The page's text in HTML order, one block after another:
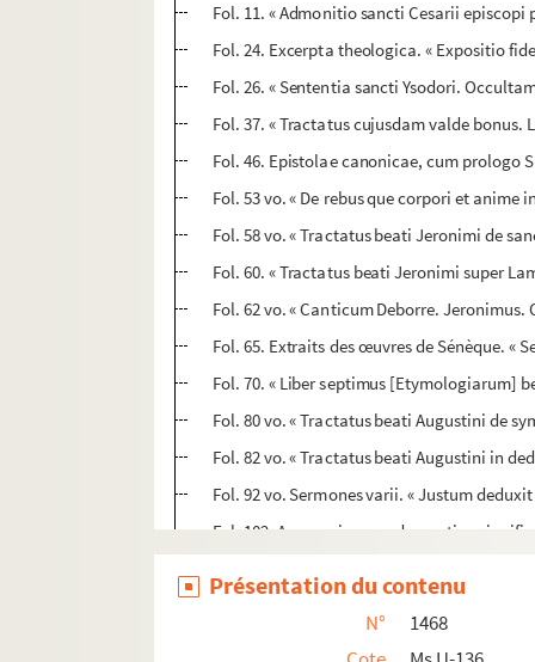
Fol. 11. « Admonitio sancti Cesarii
Fol. 24. Excerpta theologica. « Expositio
Fol. 26. « Sententia sancti Ysodori.
Fol. 37. « Tractatus cujusdam valde
Fol. 46. Epistolae canonicae, cum prologo
Fol. 53 vo. « De rebus que corpori et
Fol. 58 vo. « Tractatus beati Jeronimi de
Fol. 60. « Tractatus beati Jeronimi super
Fol. 62 vo. « Canticum Deborre.
Fol. 65. Extraits des œuvres de Sénèque. «
Fol. 70. « Liber septimus [Etymologiarum]
Fol. 80 vo. « Tractatus beati Augustini de
Fol. 82 vo. « Tractatus beati Augustini in
Fol. 92 vo. Sermones varii. « Justum
Fol. 102. Anonymi versus de mystica
Présentation du contenu
N°
1468